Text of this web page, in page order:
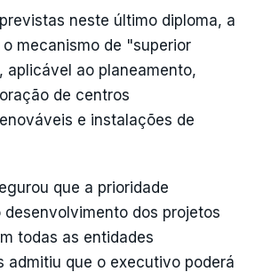
neste último diploma, a
mecanismo de "superior
aplicável ao planeamento,
de centros
e instalações de
que a prioridade
dos projetos
todas as entidades
admitiu que o executivo poderá